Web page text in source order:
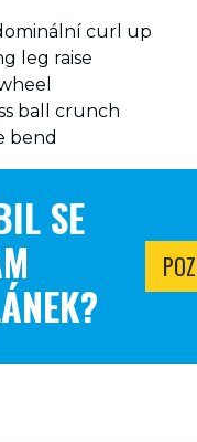
curl up
leg raise
ball crunch
bend
SE